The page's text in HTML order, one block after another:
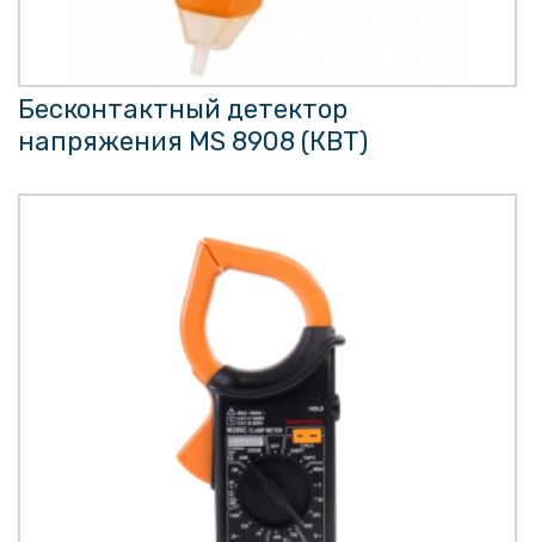
Бесконтактный детектор
напряжения MS 8908 (КВТ)